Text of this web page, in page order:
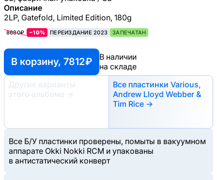
Описание
2LP, Gatefold, Limited Edition, 180g
8680₽ −10% ПЕРЕИЗДАНИЕ 2023 ЗАПЕЧАТАН
В корзину, 7812 ₽
В наличии
на складе
Другие варианты
этого альбома
→
Все пластинки Various,
Andrew Lloyd Webber &
Tim Rice →
Все Б/У пластинки проверены, помыты в вакуумном
аппарате Okki Nokki RCM и упакованы
в антистатический конверт